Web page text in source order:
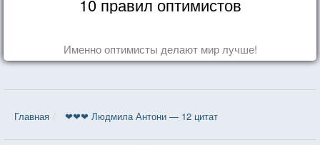
10 правил оптимистов
Именно оптимисты делают мир лучше!
Главная ❤❤❤ Людмила Антони — 12 цитат